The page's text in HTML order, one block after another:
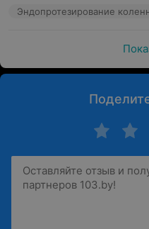
Эндопротезирование